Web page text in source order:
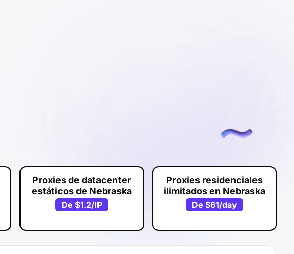
Proxies de datacenter
estáticos de Nebraska
De $1.2/IP
Proxies residenciales
ilimitados en Nebraska
De $61/day